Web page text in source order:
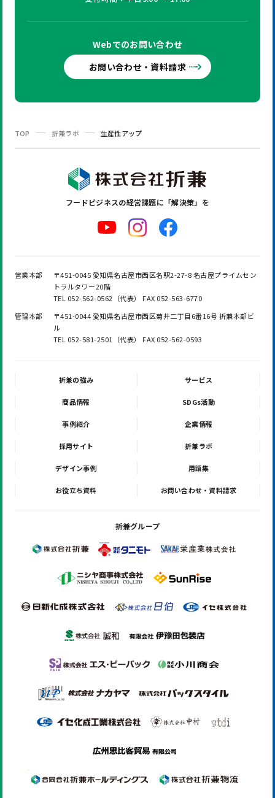
Webでのお問い合わせ
お問い合わせ・資料請求
TOP 折兼ラボ 生産性アップ
フードビジネスの経営課題に「解決策」を
営業本部
〒451-0045 愛知県名古屋市西区名駅2-27-8 名古屋プライムセン
トラルタワー20階
TEL 052-562-0562（代表） FAX 052-563-6770
管理本部
〒451-0044 愛知県名古屋市西区菊井二丁目6番16号 折兼本部ビ
ル
TEL 052-581-2501（代表） FAX 052-562-0593
折兼の強み サービス
商品情報 SDGs活動
事例紹介 企業情報
採用サイト 折兼ラボ
デザイン事例 用語集
お役立ち資料 お問い合わせ・資料請求
折兼グループ